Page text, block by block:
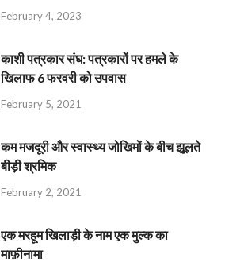
February 4, 2023
काशी पत्रकार संघ: पत्रकारों पर हमले के
खिलाफ 6 फरवरी को उपवास
February 5, 2021
कम मजदूरी और स्वास्थ्य जोखिमों के बीच झूलते
बीड़ी श्रमिक
February 2, 2021
एक मरहूम खिलाड़ी के नाम एक मुल्क का
माफ़ीनामा